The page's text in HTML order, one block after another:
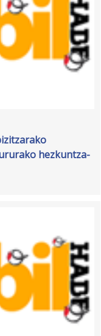
hezkuntza-